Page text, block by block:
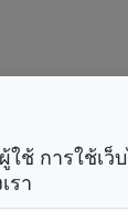
ช้ การใช้เว็
รา